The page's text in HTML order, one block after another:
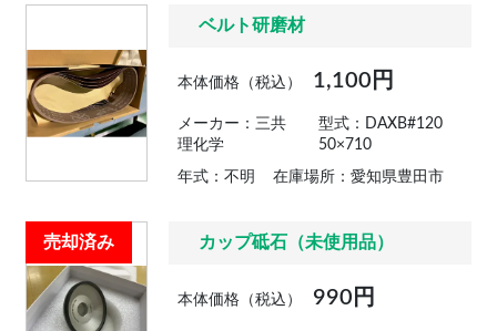
ベルト研磨材
本体価格（税込） 1,100円
メーカー：三共
理化学
型式：DAXB#120
50×710
年式：不明 在庫場所：愛知県豊田市
売却済み カップ砥石（未使用品）
本体価格（税込） 990円